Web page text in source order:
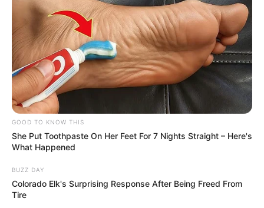
GOOD TO KNOW THIS
She Put Toothpaste On Her Feet For 7 Nights Straight – Here's
What Happened
BUZZ DAY
Colorado Elk's Surprising Response After Being Freed From
Tire